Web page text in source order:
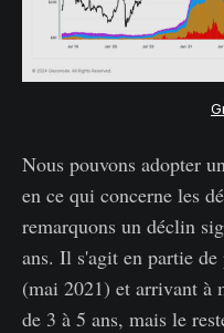
Nous pouvons adopter
en ce qui concerne les
remarquons un déclin
ans. Il s'agit en partie
(mai 2021) et arrivant à
de 3 à 5 ans, mais le